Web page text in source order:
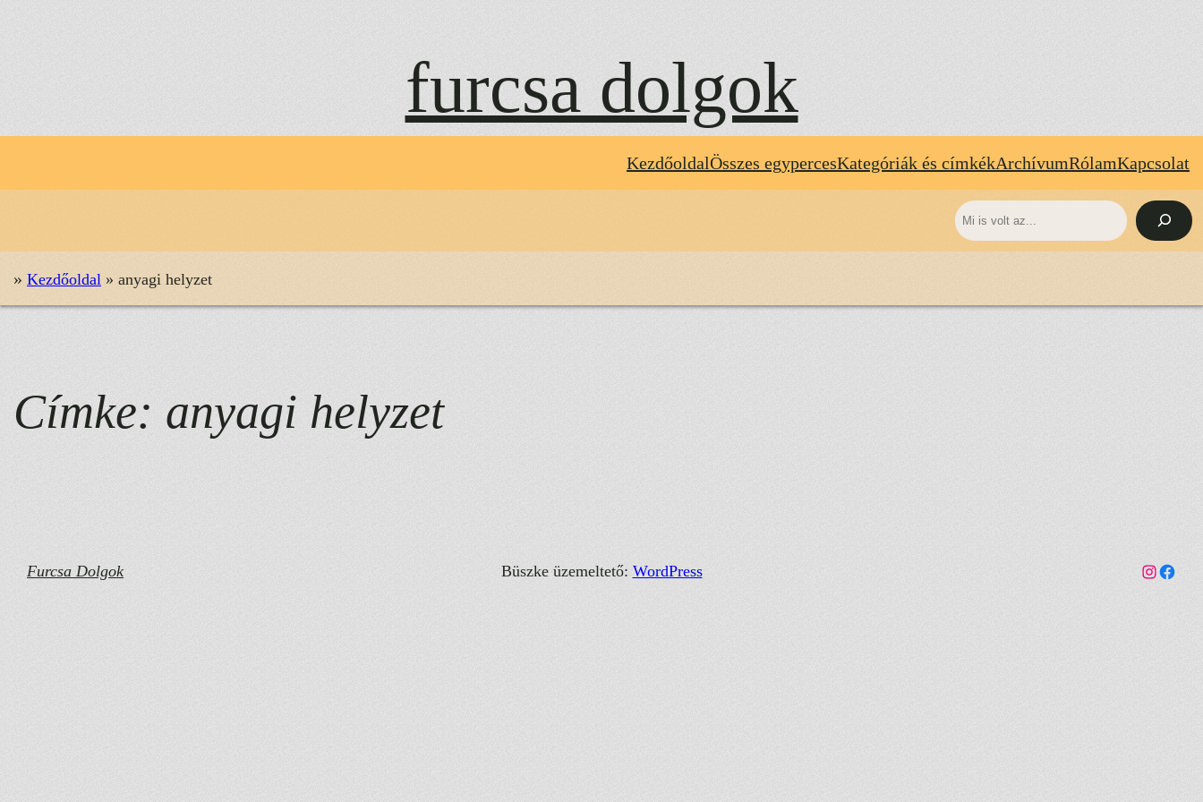
furcsa dolgok
KezdőoldalÖsszes egypercesKategóriák és címkékArchívumRólamKapcsolat
Keresés
» Kezdőoldal » anyagi helyzet
Címke: anyagi helyzet
Furcsa Dolgok Büszke üzemeltető: WordPress Link a Furcsa Dolgok Instagram fiókhoz